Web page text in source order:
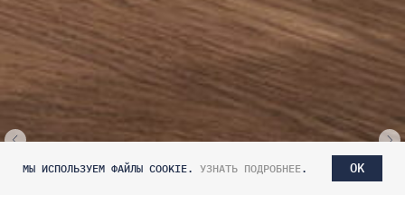
МЫ ИСПОЛЬЗУЕМ ФАЙЛЫ COOKIE. УЗНАТЬ ПОДРОБНЕЕ. OK